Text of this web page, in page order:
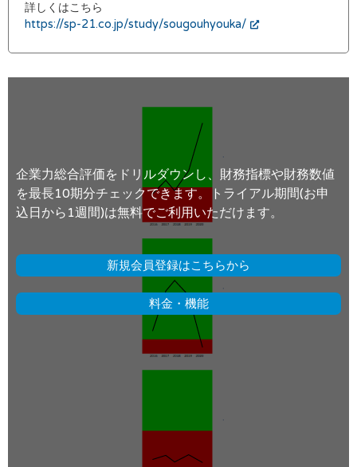
詳しくはこちら
https://sp-21.co.jp/study/sougouhyouka/
企業力総合評価をドリルダウンし、財務指標や財務数値
を最長10期分チェックできます。トライアル期間(お申
込日から1週間)は無料でご利用いただけます。
新規会員登録はこちらから
料金・機能